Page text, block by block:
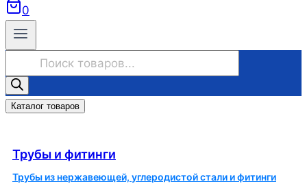
0
товаров
Каталог товаров
Трубы и фитинги
Трубы из нержавеющей, углеродистой стали и фитинги